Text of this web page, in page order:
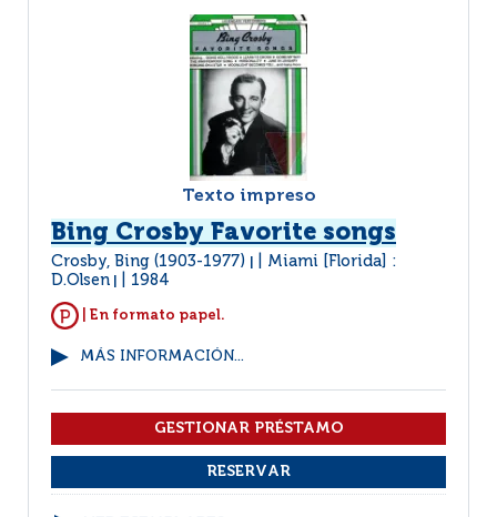
Texto impreso
Bing Crosby Favorite songs
Crosby, Bing (1903-1977)
Miami [Florida] :
D.Olsen
1984
| En formato papel.
MÁS INFORMACIÓN...